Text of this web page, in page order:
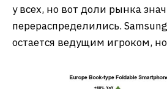
у всех, но вот доли рынка
перераспределились.
остается ведущим игроком, но